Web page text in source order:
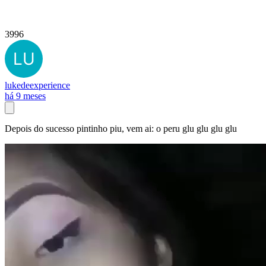
3996
lukedeexperience
há 9 meses
Depois do sucesso pintinho piu, vem ai: o peru glu glu glu glu